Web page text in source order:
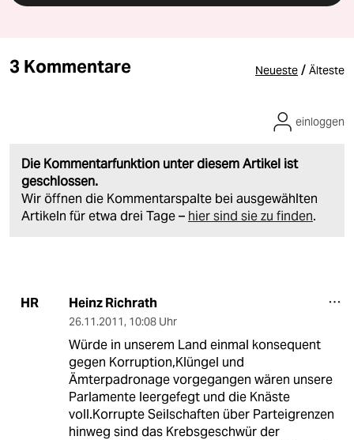
3 Kommentare Neueste / Älteste
Die Kommentarfunktion unter diesem Artikel ist
geschlossen.
Wir öffnen die Kommentarspalte bei ausgewählten
Artikeln für etwa drei Tage – hier sind sie zu finden.
einloggen
HR Heinz Richrath
26.11.2011, 10:08 Uhr
Würde in unserem Land einmal konsequent
gegen Korruption,Klüngel und
Ämterpadronage vorgegangen wären unsere
Parlamente leergefegt und die Knäste
voll.Korrupte Seilschaften über Parteigrenzen
hinweg sind das Krebsgeschwür der